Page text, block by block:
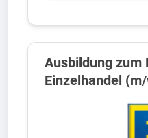
Ausbildung zum
Einzelhandel